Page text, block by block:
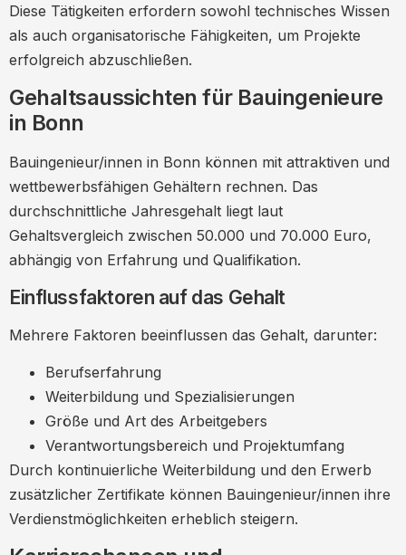
Diese Tätigkeiten erfordern sowohl technisches Wissen
als auch organisatorische Fähigkeiten, um Projekte
erfolgreich abzuschließen.
Gehaltsaussichten für Bauingenieure
in Bonn
Bauingenieur/innen in Bonn können mit attraktiven und
wettbewerbsfähigen Gehältern rechnen. Das
durchschnittliche Jahresgehalt liegt laut
Gehaltsvergleich zwischen 50.000 und 70.000 Euro,
abhängig von Erfahrung und Qualifikation.
Einflussfaktoren auf das Gehalt
Mehrere Faktoren beeinflussen das Gehalt, darunter:
Berufserfahrung
Weiterbildung und Spezialisierungen
Größe und Art des Arbeitgebers
Verantwortungsbereich und Projektumfang
Durch kontinuierliche Weiterbildung und den Erwerb
zusätzlicher Zertifikate können Bauingenieur/innen ihre
Verdienstmöglichkeiten erheblich steigern.